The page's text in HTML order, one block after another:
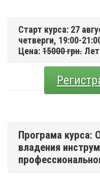
Старт курса: 27
четверги, 19:00-
Цена:15000 грн.
Програма курса:
владения